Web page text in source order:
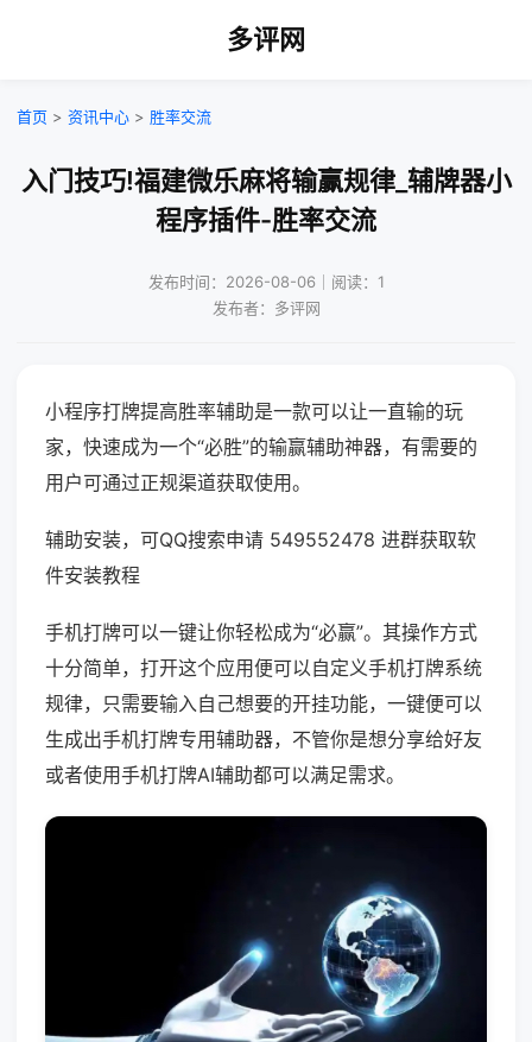
多评网
首页 > 资讯中心 > 胜率交流
入门技巧!福建微乐麻将输赢规律_辅牌器小
程序插件-胜率交流
发布时间：2026-08-06｜阅读：1
发布者：多评网
小程序打牌提高胜率辅助是一款可以让一直输的玩
家，快速成为一个“必胜”的输赢辅助神器，有需要的
用户可通过正规渠道获取使用。
辅助安装，可QQ搜索申请 549552478 进群获取软
件安装教程
手机打牌可以一键让你轻松成为“必赢”。其操作方式
十分简单，打开这个应用便可以自定义手机打牌系统
规律，只需要输入自己想要的开挂功能，一键便可以
生成出手机打牌专用辅助器，不管你是想分享给好友
或者使用手机打牌AI辅助都可以满足需求。